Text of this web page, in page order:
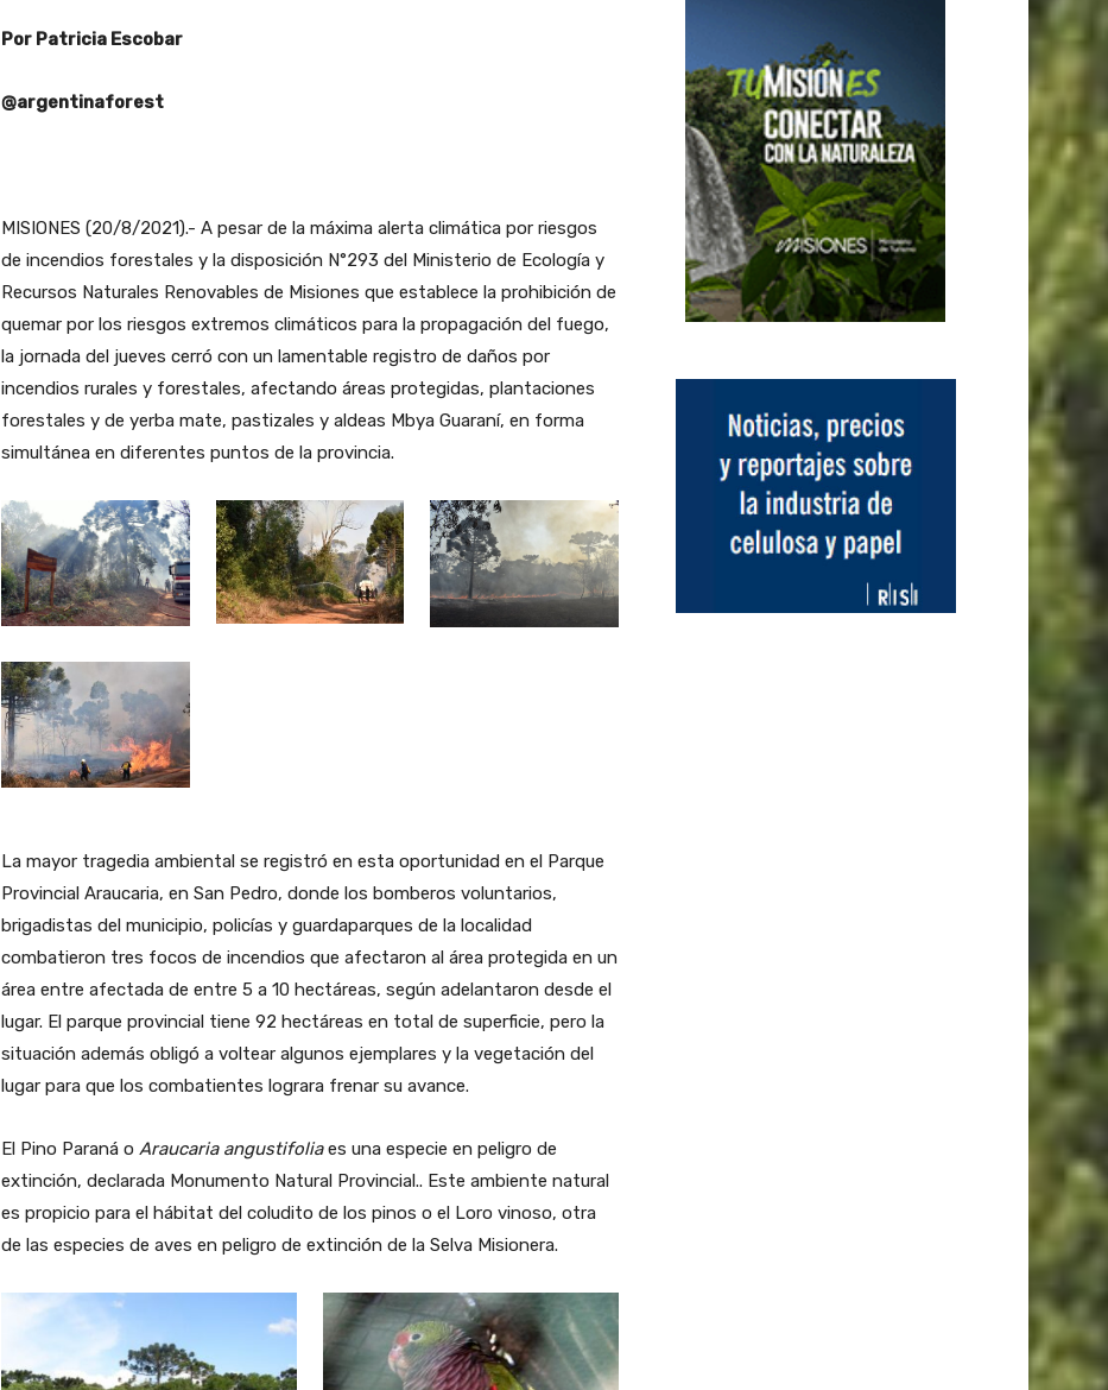
Por Patricia Escobar
@argentinaforest
MISIONES (20/8/2021).- A pesar de la máxima alerta climática por riesgos
de incendios forestales y la disposición N°293 del Ministerio de Ecología y
Recursos Naturales Renovables de Misiones que establece la prohibición de
quemar por los riesgos extremos climáticos para la propagación del fuego,
la jornada del jueves cerró con un lamentable registro de daños por
incendios rurales y forestales, afectando áreas protegidas, plantaciones
forestales y de yerba mate, pastizales y aldeas Mbya Guaraní, en forma
simultánea en diferentes puntos de la provincia.
La mayor tragedia ambiental se registró en esta oportunidad en el Parque
Provincial Araucaria, en San Pedro, donde los bomberos voluntarios,
brigadistas del municipio, policías y guardaparques de la localidad
combatieron tres focos de incendios que afectaron al área protegida en un
área entre afectada de entre 5 a 10 hectáreas, según adelantaron desde el
lugar. El parque provincial tiene 92 hectáreas en total de superficie, pero la
situación además obligó a voltear algunos ejemplares y la vegetación del
lugar para que los combatientes lograra frenar su avance.
El Pino Paraná o Araucaria angustifoliaes una especie en peligro de
extinción, declarada Monumento Natural Provincial.. Este ambiente natural
es propicio para el hábitat del coludito de los pinos o el Loro vinoso, otra
de las especies de aves en peligro de extinción de la Selva Misionera.